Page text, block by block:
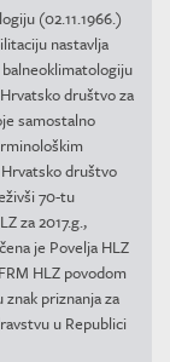
(02.11.1966.)
nastavlja
društvo za
samostalno
društvo
70-tu
za 2017.g.,
je Povelja HLZ
HLZ povodom
priznanja za
u Republici